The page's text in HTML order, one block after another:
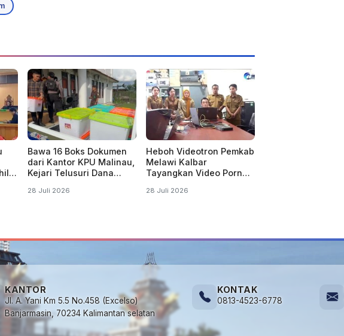
Bawa 16 Boks Dokumen
dari Kantor KPU Malinau,
Kejari Telusuri Dana
28 Juli 2026
Heboh Videotron Pemkab
Melawi Kalbar
Tayangkan Video Porno,
Diretas
28 Juli 2026
KANTOR
Jl. A. Yani Km 5.5 No.458 (Excelso)
Banjarmasin, 70234 Kalimantan selatan
KONTAK
0813-4523-6778